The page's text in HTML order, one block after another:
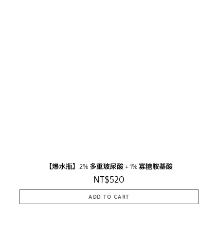
【爆水瓶】2% 多重玻尿酸 + 1% 寡糖胺基酸
NT$520